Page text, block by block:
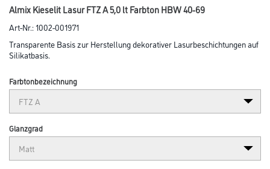
Almix Kieselit Lasur FTZ A 5,0 lt Farbton HBW 40-69
Art-Nr.:1002-001971
Transparente Basis zur Herstellung dekorativer Lasurbeschichtungen auf
Silikatbasis.
Farbtonbezeichnung
Glanzgrad